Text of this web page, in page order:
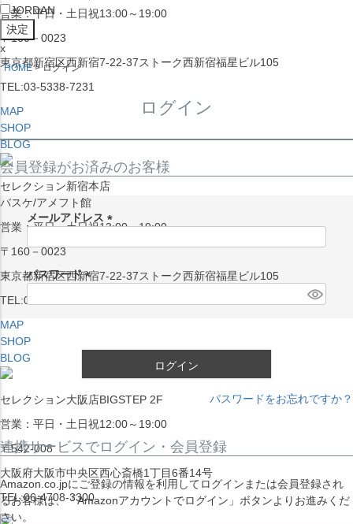
営業：平日・土日祝13:00～19:00
〒160－0023
東京都新宿区西新宿7-22-37ストーク西新宿福星ビル105
TEL:03-5338-7231
MAP
SHOP
BLOG
セレクション新宿本店
バスケ/アメフト館
営業：平日・土日祝13:00～19:00
〒160－0023
東京都新宿区西新宿7-22-37ストーク西新宿福星ビル105
TEL:03-5338-7231
MAP
SHOP
BLOG
セレクション大阪店BIGSTEP 2F
営業：平日・土日祝12:00～19:00
〒542-008
大阪府大阪市中央区西心斎橋1丁目6番14号
TEL:06-4708-3300
JORDAN
x
HOME ログイン
ログイン
会員登録がお済みのお客様
メールアドレス
須
)
パスワード
ログイン
パスワードをお忘れですか？
連携サービスでログイン・会員登録
Amazon.co.jpにご登録の情報を利用してログインまたは会員登録され
るお客様は、「Amazonアカウントでログイン」ボタンよりお進みくだ
さい。